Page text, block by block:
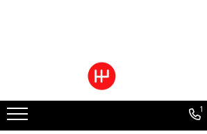
Ulei cutie automata
Filtre cutii automate
1